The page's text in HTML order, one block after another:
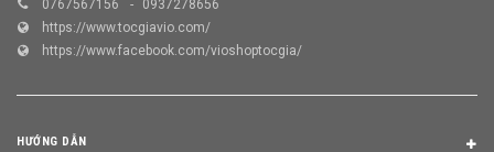
0767567156
0937278656
https://www.tocgiavio.com/
https://www.facebook.com/vioshoptocgia/
HƯỚNG DẪN